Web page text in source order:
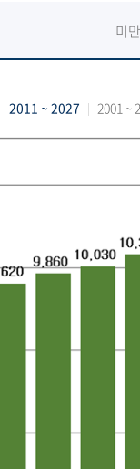
미
2011 ~ 2027 2001 ~